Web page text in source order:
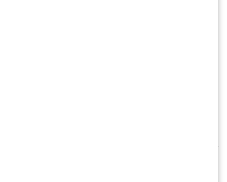
Mesh 25mm 5m
tube.